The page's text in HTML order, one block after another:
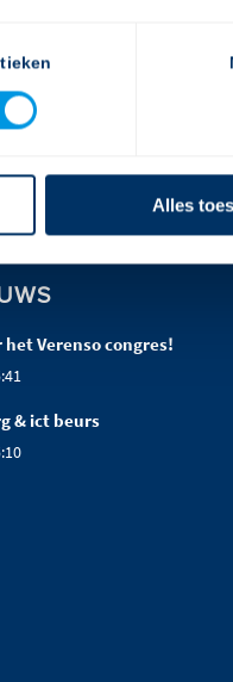
Alles
het Verenso congres!
& ict beurs